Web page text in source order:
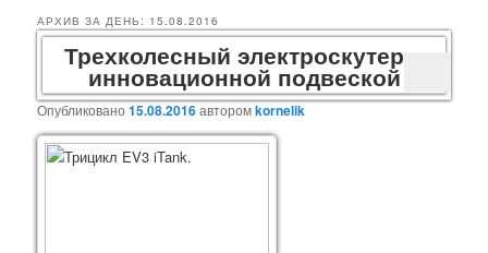
АРХИВ ЗА ДЕНЬ: 15.08.2016
Трехколесный электроскутер с
инновационной подвеской
Опубликовано15.08.2016авторомkornelik